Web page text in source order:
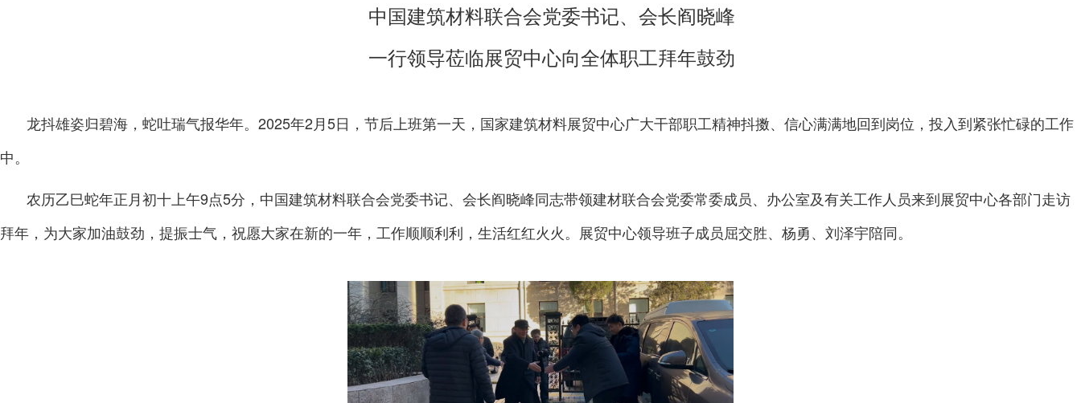
中国建筑材料联合会党委书记、会长阎晓峰
一行领导莅临展贸中心向全体职工拜年鼓劲
龙抖雄姿归碧海，蛇吐瑞气报华年。2025年2月5日，节后上班第一天，国家建筑材料展贸中心广大干部职工精神抖擞、信心满满地回到岗位，投入到紧张忙碌的工作
中。
农历乙巳蛇年正月初十上午9点5分，中国建筑材料联合会党委书记、会长阎晓峰同志带领建材联合会党委常委成员、办公室及有关工作人员来到展贸中心各部门走访
拜年，为大家加油鼓劲，提振士气，祝愿大家在新的一年，工作顺顺利利，生活红红火火。展贸中心领导班子成员屈交胜、杨勇、刘泽宇陪同。